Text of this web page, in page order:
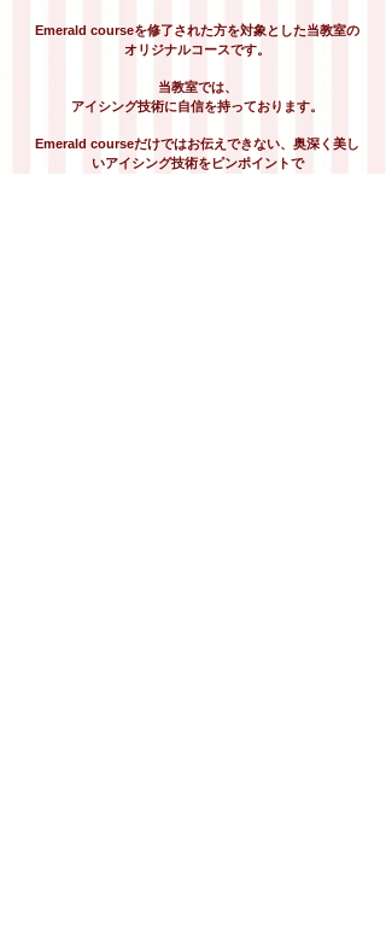
Emerald courseを修了された方を対象とした当教室の
オリジナルコースです。
当教室では、
アイシング技術に自信を持っております。
Emerald courseだけではお伝えできない、奥深く美し
いアイシング技術をピンポイントで